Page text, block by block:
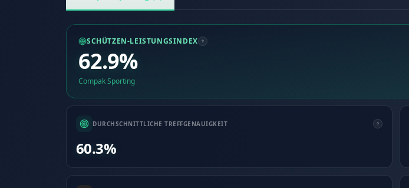
SCHÜTZEN-LEISTUNGSINDEX
62.9%
Compak Sporting
DURCHSCHNITTLICHE TREFFGENAUIGKEIT
60.3%